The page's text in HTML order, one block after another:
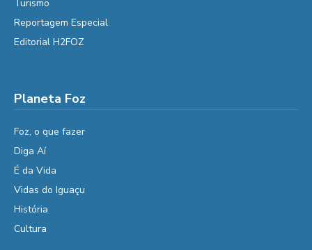
Turismo
Reportagem Especial
Editorial H2FOZ
Planeta Foz
Foz, o que fazer
Diga Aí
É da Vida
Vidas do Iguaçu
História
Cultura